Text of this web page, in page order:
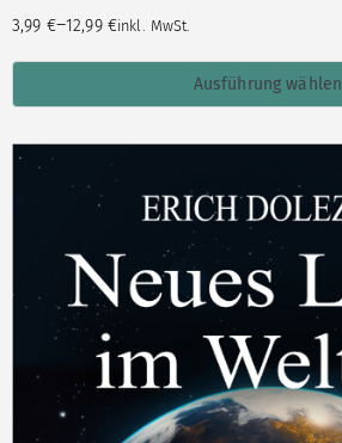
3,99 €–12,99 €inkl. MwSt.
Ausführung wählen